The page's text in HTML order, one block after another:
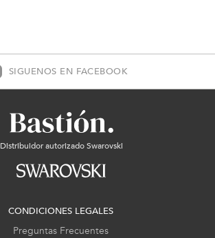
SIGUENOS EN FACEBOOK
Distribuidor autorizado Swarovski
CONDICIONES LEGALES
Preguntas Frecuentes